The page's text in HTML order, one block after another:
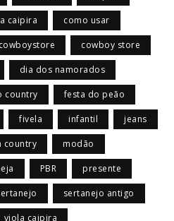
caipira como usar
cowboystore cowboy store
dia dos namorados
country festa do peão
fivela infantil jeans
country modão
PBR presente
sertanejo antigo
viola caipira